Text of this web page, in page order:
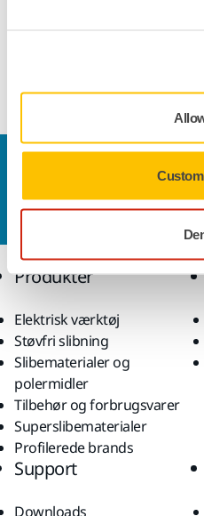
Fremstillet i rustfrit stål med
ekspertsupportteam
Produkter
Elektrisk værktøj
Støvfri slibning
Slibematerialer og
polermidler
Tilbehør og forbrugsvarer
Superslibematerialer
Profilerede brands
Support
Downloads